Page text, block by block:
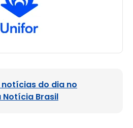
notícias do dia no
Notícia Brasil